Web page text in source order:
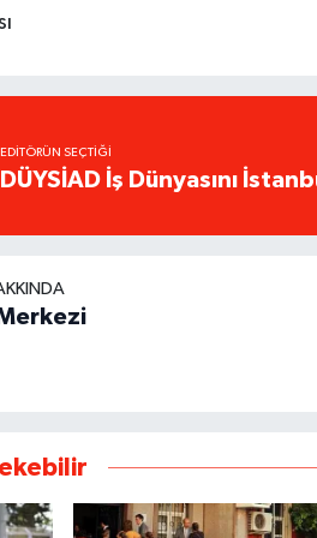
EDITÖRÜN SEÇTIĞI
DÜYSİAD İş Dünyasını